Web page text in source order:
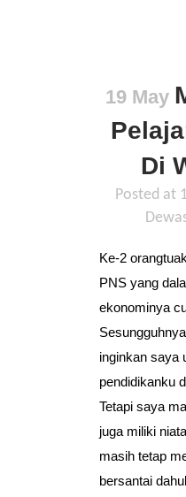
19 May
Di
Posted at
Ke-2
PNS yang
ekonominya
inginkan saya
pendidikanku
Tetapi saya
juga miliki
masih tetap
bersantai